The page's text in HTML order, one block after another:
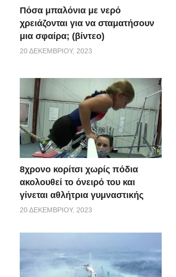
Πόσα μπαλόνια με νερό
χρειάζονται για να σταματήσουν
μια σφαίρα; (βίντεο)
20 ΔΕΚΕΜΒΡΊΟΥ, 2023
8χρονο κορίτσι χωρίς πόδια
ακολουθεί το όνειρό του και
γίνεται αθλήτρια γυμναστικής
20 ΔΕΚΕΜΒΡΊΟΥ, 2023